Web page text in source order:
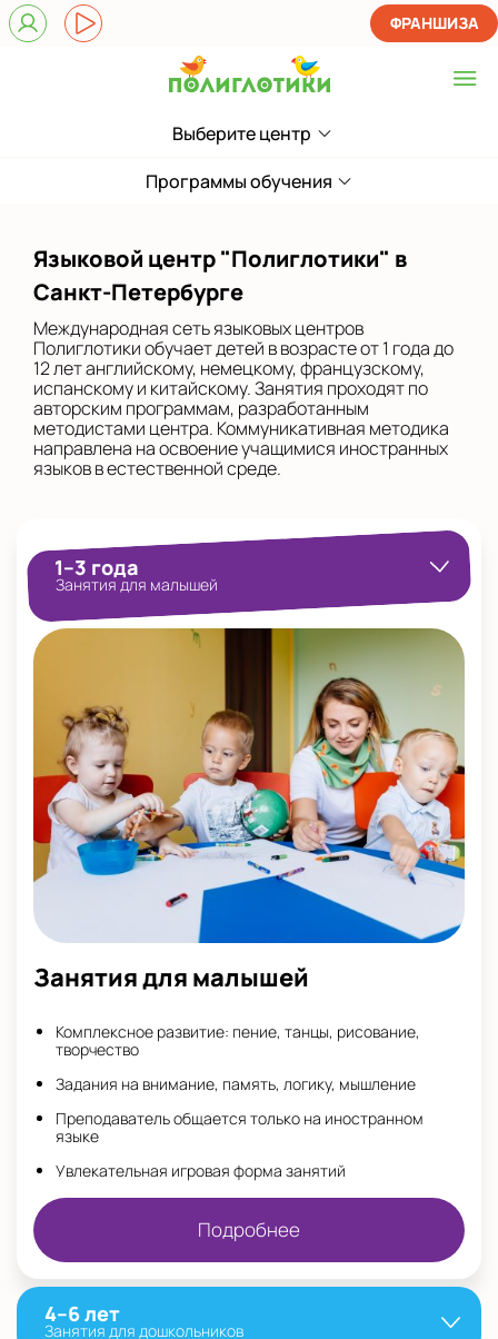
Выберите центр
Выберите центр
ЖК Лондон Парк
на Звездной
на Ленинском
на Парнасе
в Новом Оккервиле
в Новоселье (школа)
ФРАНШИЗА
Программы обучения
Языковой центр "Полиглотики" в
Санкт-Петербурге
Международная сеть языковых центров
Полиглотики обучает детей в возрасте от 1 года до
12 лет английскому, немецкому, французскому,
испанскому и китайскому. Занятия проходят по
авторским программам, разработанным
методистами центра. Коммуникативная методика
направлена на освоение учащимися иностранных
языков в естественной среде.
1–3 года
Занятия для малышей
Занятия для малышей
Комплексное развитие: пение, танцы, рисование,
творчество
Задания на внимание, память, логику, мышление
Преподаватель общается только на иностранном
языке
Увлекательная игровая форма занятий
Подробнее
4–6 лет
Занятия для дошкольников